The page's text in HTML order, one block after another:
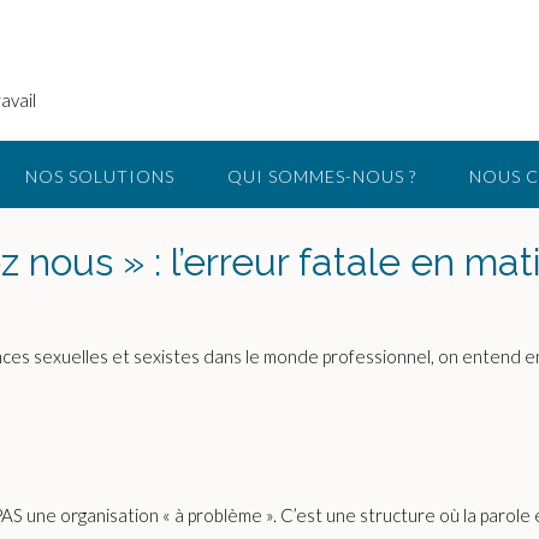
NOS SOLUTIONS QUI SOMMES-NOUS ? NOUS
nous » : l’erreur fatale en
sexuelles et sexistes dans le monde professionnel, on entend
une organisation « à problème ». C’est une structure où la